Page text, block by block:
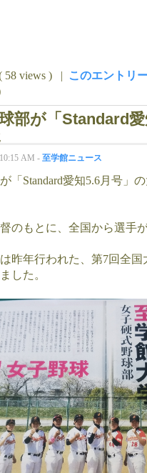
58 views ) | このエントリ
部が「Standard
AM - 至学館ニュース
「Standard愛知5.6月号」
のもとに、全国から選手
昨年行われた、第7回全
した。